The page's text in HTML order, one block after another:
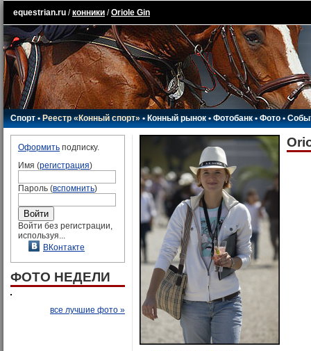
equestrian.ru /конники /Oriole Gin
Спорт•Реестр «Конный спорт»•Конный рынок•Фотобанк •Фото•
Оформить подписку.
Имя (регистрация)
Пароль (вспомнить)
Войти без регистрации,
используя...
ВКонтакте
ФОТО НЕДЕЛИ
все лучшие фото »